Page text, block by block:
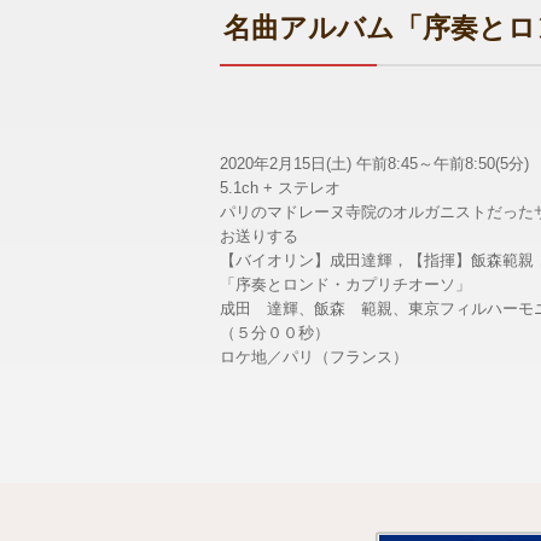
名曲アルバム「序奏と
2020年2月15日(土) 午前8:45～午前8:50(5分)
5.1ch + ステレオ
パリのマドレーヌ寺院のオルガニストだっ
お送りする
【バイオリン】成田達輝，【指揮】飯森範
「序奏とロンド・カプリチオーソ」
成田 達輝、飯森 範親、東京フィルハーモ
（５分００秒）
ロケ地／パリ（フランス）